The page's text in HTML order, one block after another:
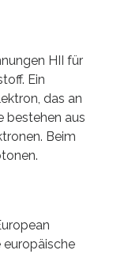
HII für
Ein
das an
bestehen aus
Beim